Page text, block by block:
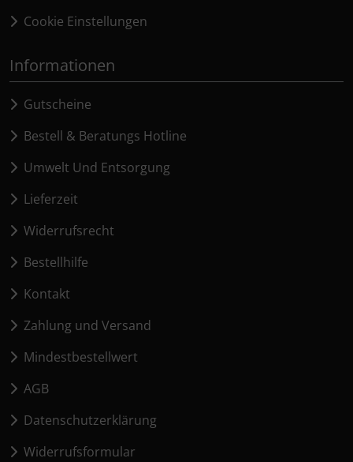
Cookie Einstellungen
Informationen
Gutscheine
Bestell & Beratungs Hotline
Umwelt Und Entsorgung
Lieferzeit
Widerrufsrecht
Bestellhilfe
Kontakt
Zahlung und Versand
Mindestbestellwert
AGB
Datenschutzerklärung
Widerrufsformular